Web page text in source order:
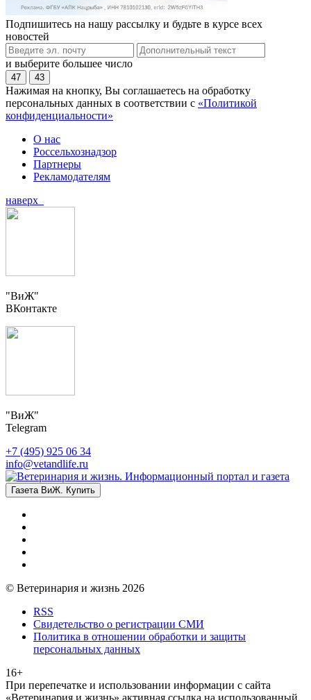
Подпишитесь на нашу рассылку и будьте в курсе всех
новостей
и выберите большее число
47 43
Нажимая на кнопку, Вы соглашаетесь на обработку
персональных данных в соответствии с «Политикой
конфиденциальности»
О нас
Россельхознадзор
Партнеры
Рекламодателям
наверх
"ВиЖ"
ВКонтакте
"ВиЖ"
Telegram
+7 (495) 925 06 34
info@vetandlife.ru
Газета ВиЖ. Купить
© Ветеринария и жизнь 2026
RSS
Свидетельство о регистрации СМИ
Политика в отношении обработки и защиты
персональных данных
16+
При перепечатке и использовании информации с сайта